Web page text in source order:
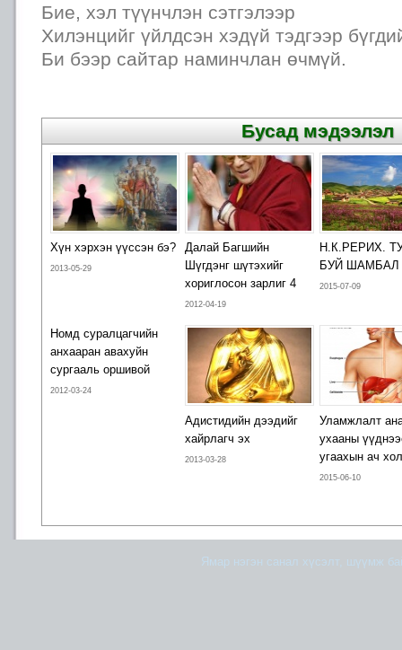
Бие, хэл түүнчлэн сэтгэлээр
Хилэнцийг үйлдсэн хэдүй тэдгээр
Би бээр сайтар наминчлан өчмүй.
Бусад мэдээлэл
Хүн хэрхэн үүссэн бэ?
2013-05-29
Далай Багшийн
Шүгдэнг шүтэхийг
хориглосон зарлиг 4
2012-04-19
Н.К.РЕРИХ.
БУЙ ШАМБАЛ
2015-07-09
Номд суралцагчийн
анхааран авахуйн
сургааль оршивой
2012-03-24
Адистидийн дээдийг
хайрлагч эх
2013-03-28
Уламжлалт
ухааны
угаахын ач
2015-06-10
Ямар нэгэн санал хүсэлт, шүүмж